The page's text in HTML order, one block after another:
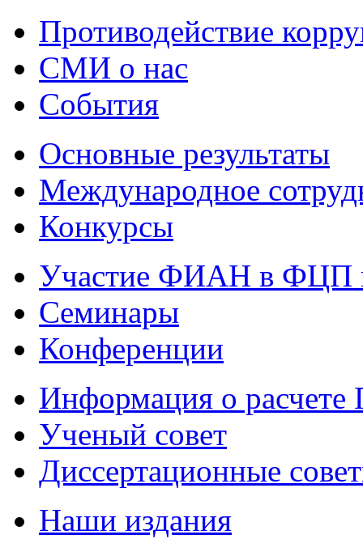
Противодействие
СМИ о нас
События
Основные результаты
Международное
Конкурсы
Участие ФИАН в ФЦП
Семинары
Конференции
Информация о
Ученый совет
Диссертационные
Наши издания